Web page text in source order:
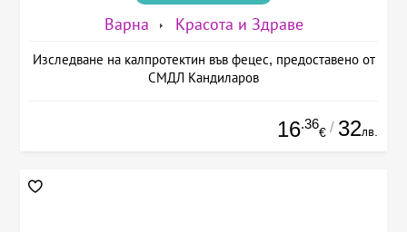
Варна Красота и Здраве
Изследване на калпротектин във фецес, предоставено от
СМДЛ Кандиларов
16.36
€ / 32лв.